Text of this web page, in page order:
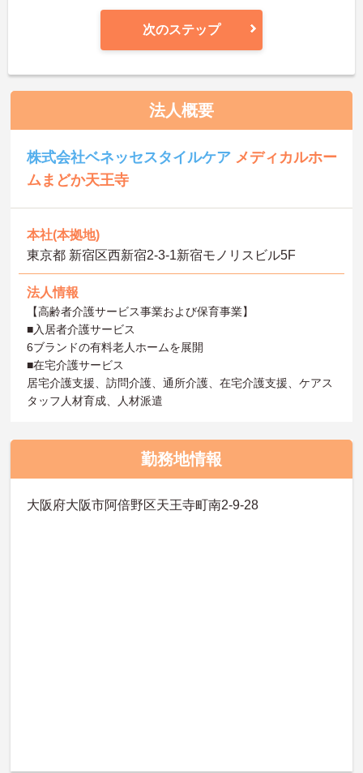
次のステップ
法人概要
株式会社ベネッセスタイルケア メディカルホー
ムまどか天王寺
本社(本拠地)
東京都 新宿区西新宿2-3-1新宿モノリスビル5F
法人情報
【高齢者介護サービス事業および保育事業】
■入居者介護サービス
6ブランドの有料老人ホームを展開
■在宅介護サービス
居宅介護支援、訪問介護、通所介護、在宅介護支援、ケアス
タッフ人材育成、人材派遣
勤務地情報
大阪府大阪市阿倍野区天王寺町南2-9-28